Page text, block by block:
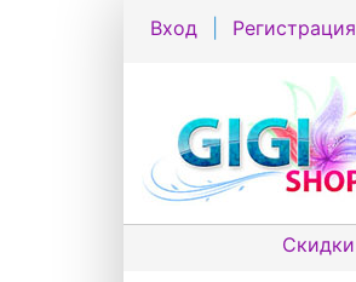
Вход Регистрация
Скидки